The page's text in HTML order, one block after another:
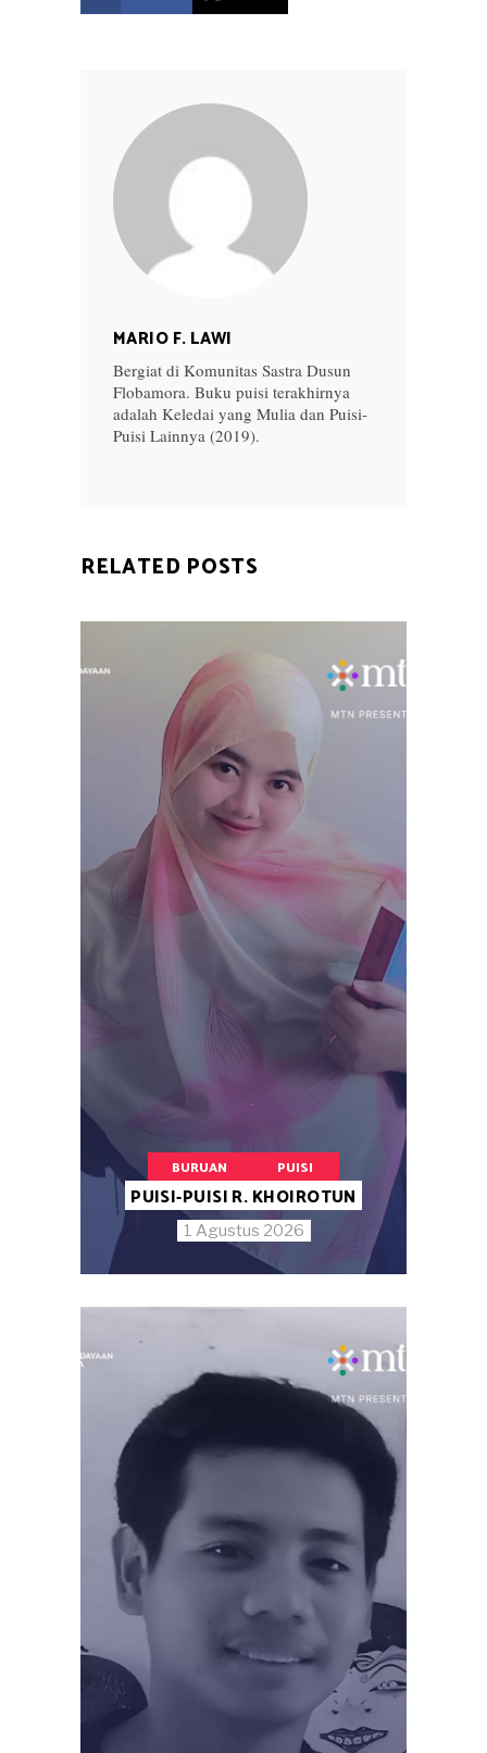
MARIO F. LAWI
Bergiat di Komunitas Sastra Dusun
Flobamora. Buku puisi terakhirnya
adalah Keledai yang Mulia dan Puisi-
Puisi Lainnya (2019).
RELATED POSTS
BURUAN PUISI
PUISI-PUISI R. KHOIROTUN
1 Agustus 2026